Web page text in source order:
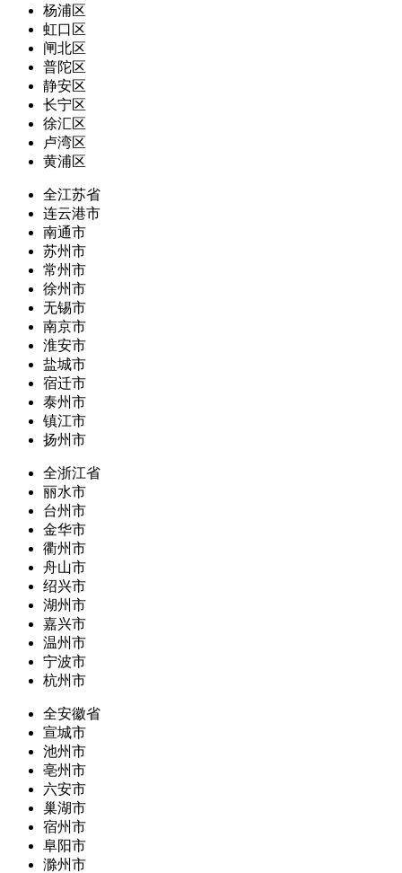
杨浦区
虹口区
闸北区
普陀区
静安区
长宁区
徐汇区
卢湾区
黄浦区
全江苏省
连云港市
南通市
苏州市
常州市
徐州市
无锡市
南京市
淮安市
盐城市
宿迁市
泰州市
镇江市
扬州市
全浙江省
丽水市
台州市
金华市
衢州市
舟山市
绍兴市
湖州市
嘉兴市
温州市
宁波市
杭州市
全安徽省
宣城市
池州市
亳州市
六安市
巢湖市
宿州市
阜阳市
滁州市